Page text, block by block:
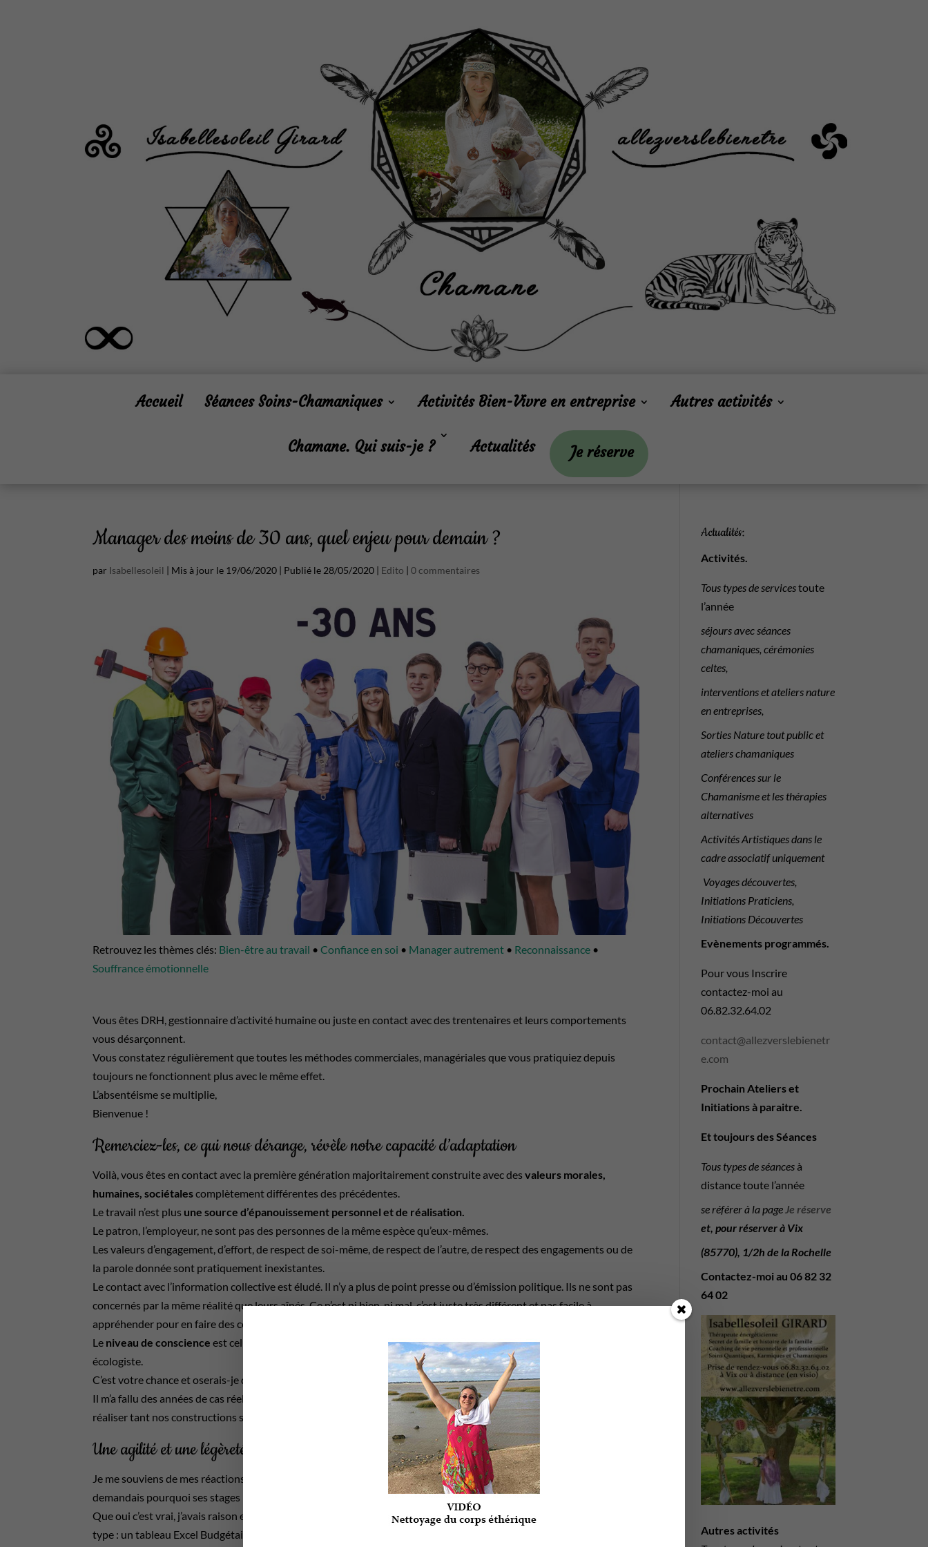
Accueil Séances Soins-Chamaniques Activités Bien-Vivre en entreprise Autres activités
Chamane. Qui suis-je ? Actualités Je réserve
Manager des moins de 30 ans, quel enjeu pour demain ?
par Isabellesoleil | Mis à jour le 19/06/2020 | Publié le 28/05/2020 | Edito |0 commentaires
Retrouvez les thèmes clés: Bien-être au travail •Confiance en soi • Manager autrement • Reconnaissance •
Souffrance émotionnelle
Vous êtes DRH, gestionnaire d’activité humaine ou juste en contact avec des trentenaires et leurs comportements
vous désarçonnent.
Vous constatez régulièrement que toutes les méthodes commerciales, managériales que vous pratiquiez depuis
toujours ne fonctionnent plus avec le même effet.
L’absentéisme se multiplie,
Bienvenue !
Remerciez-les, ce qui nous dérange, révèle notre capacité d’adaptation
Voilà, vous êtes en contact avec la première génération majoritairement construite avec desvaleurs morales,
humaines, sociétalescomplètement différentes des précédentes.
Le travail n’est plus une source d’épanouissement personnel et de réalisation.
Le patron, l’employeur, ne sont pas des personnes de la même espèce qu’eux-mêmes.
Les valeurs d’engagement, d’effort, de respect de soi-même, de respect de l’autre, de respect des engagements ou de
la parole donnée sont pratiquement inexistantes.
Le contact avec l’information collective est éludé. Il n’y a plus de point presse ou d’émission politique. Ils ne sont pas
concernés par la même réalité que leurs aînés. Ce n’est ni bien, ni mal, c’est juste très différent et pas facile à
appréhender pour en faire des collaborateurs « fiables ».
Le niveau de conscience est celui des individualistes justes avant ou flirtant avec le niveau de conscience collectif
écologiste.
C’est votre chance et oserais-je dire que c’est la nôtre collectivement aussi.
Il m’a fallu des années de cas réels pour comprendre leurs mécanismes de fonctionnement et de croyances pour se
réaliser tant nos constructions sont différentes.
Une agilité et une légèreté qui nous manquent
Je me souviens de mes réactions quand une jeune fille titulaire d’un master en marketing m’expliquait quand je lui
demandais pourquoi ses stages n’ouvraient pas de contrat de travail, qu’elle ne comprenait pas non plus pourquoi ?
Que oui c’est vrai, j’avais raison elle avait fait quelques petites erreurs (mineures d’après elle) dans chaque stage, du
type : un tableau Excel Budgétaire dont l’addition totale est fausse sur un reporting international-group, ou bien
Actualités:
Activités.
Tous types de servicestoute
l’année
séjours avec séances
chamaniques, cérémonies
celtes,
interventions et ateliers nature
en entreprises,
Sorties Nature tout public et
ateliers chamaniques
Conférences sur le
Chamanisme et les thérapies
alternatives
Activités Artistiques dans le
cadre associatif uniquement
Voyages découvertes,
Initiations Praticiens,
Initiations Découvertes
Evènements programmés.
Pour vous Inscrire
contactez-moi au
06.82.32.64.02
contact@allezverslebienetr
e.com
Prochain Ateliers et
Initiations à paraitre.
Et toujours des Séances
Tous types de séances à
distance toute l’année
se référer à la page Je réserve
et, pour réserver à Vix
(85770), 1/2h de la Rochelle
Contactez-moi au06 82 32
64 02
Autres activités